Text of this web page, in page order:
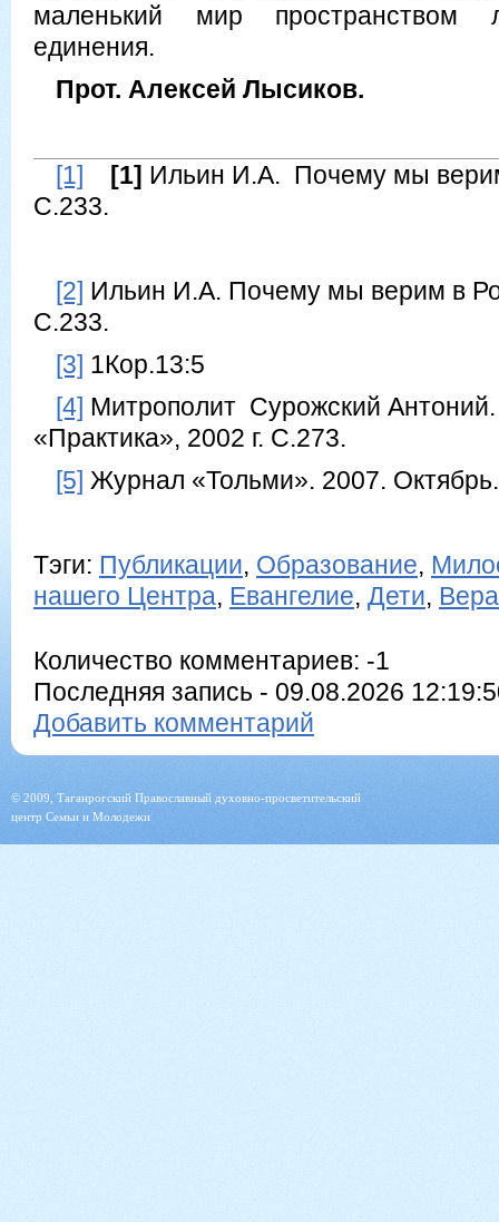
маленький мир пространством
единения.
Прот. Алексей Лысиков.
[1] [1] Ильин И.А. Почему мы
С.233.
[2] Ильин И.А. Почему мы верим в
С.233.
[3] 1Кор.13:5
[4] Митрополит Сурожский
«Практика», 2002 г. С.273.
[5] Журнал «Тольми». 2007.
Тэги: Публикации, Образование,
нашего Центра, Евангелие, Дети,
Количество комментариев: -1
Последняя запись - 09.08.2026
Добавить комментарий
© 2009, Таганрогский Православный духовно-просветительский
центр Семьи и Молодежи